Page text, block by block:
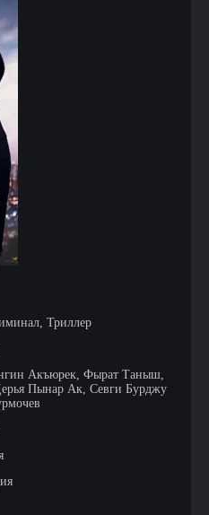
Триллер
Акъюрек, Фырат Таныш,
Пынар Ак, Севги Бурджу